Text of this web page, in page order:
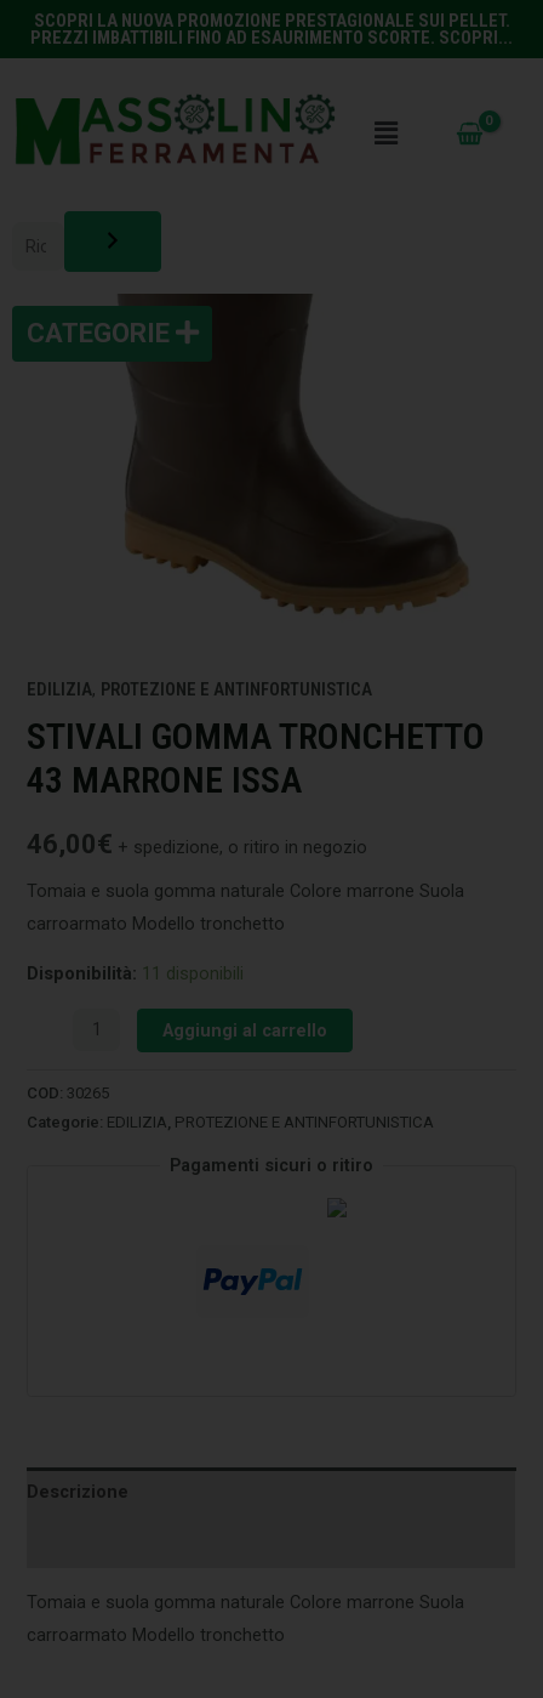
SCOPRI LA NUOVA PROMOZIONE PRESTAGIONALE SUI PELLET.
PREZZI IMBATTIBILI FINO AD ESAURIMENTO SCORTE. SCOPRI...
EDILIZIA, PROTEZIONE E ANTINFORTUNISTICA
STIVALI GOMMA TRONCHETTO
43 MARRONE ISSA
46,00€ + spedizione, o ritiro in negozio
Tomaia e suola gomma naturale Colore marrone Suola
carroarmato Modello tronchetto
Disponibilità: 11 disponibili
Aggiungi al carrello
COD: 30265
Categorie: EDILIZIA PROTEZIONE E ANTINFORTUNISTICA
Pagamenti sicuri o ritiro
Descrizione
Tomaia e suola gomma naturale Colore marrone Suola
carroarmato Modello tronchetto